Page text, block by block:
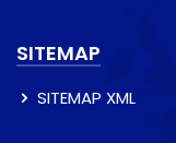
SITEMAP
SITEMAP XML